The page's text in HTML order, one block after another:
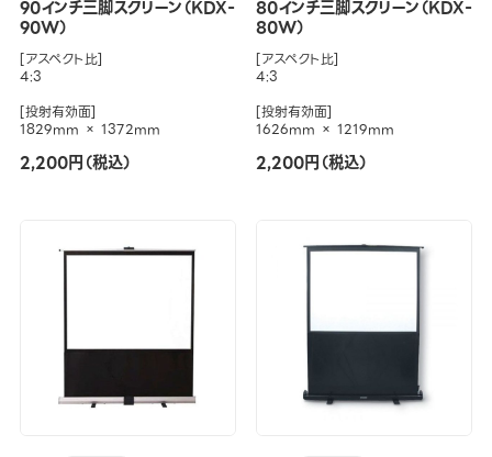
90インチ三脚スクリーン（KDX-
90W）
[アスペクト比]
4:3
[投射有効面]
1829mm × 1372mm
2,200円（税込）
80インチ三脚スクリーン（KDX-
80W）
[アスペクト比]
4:3
[投射有効面]
1626mm × 1219mm
2,200円（税込）